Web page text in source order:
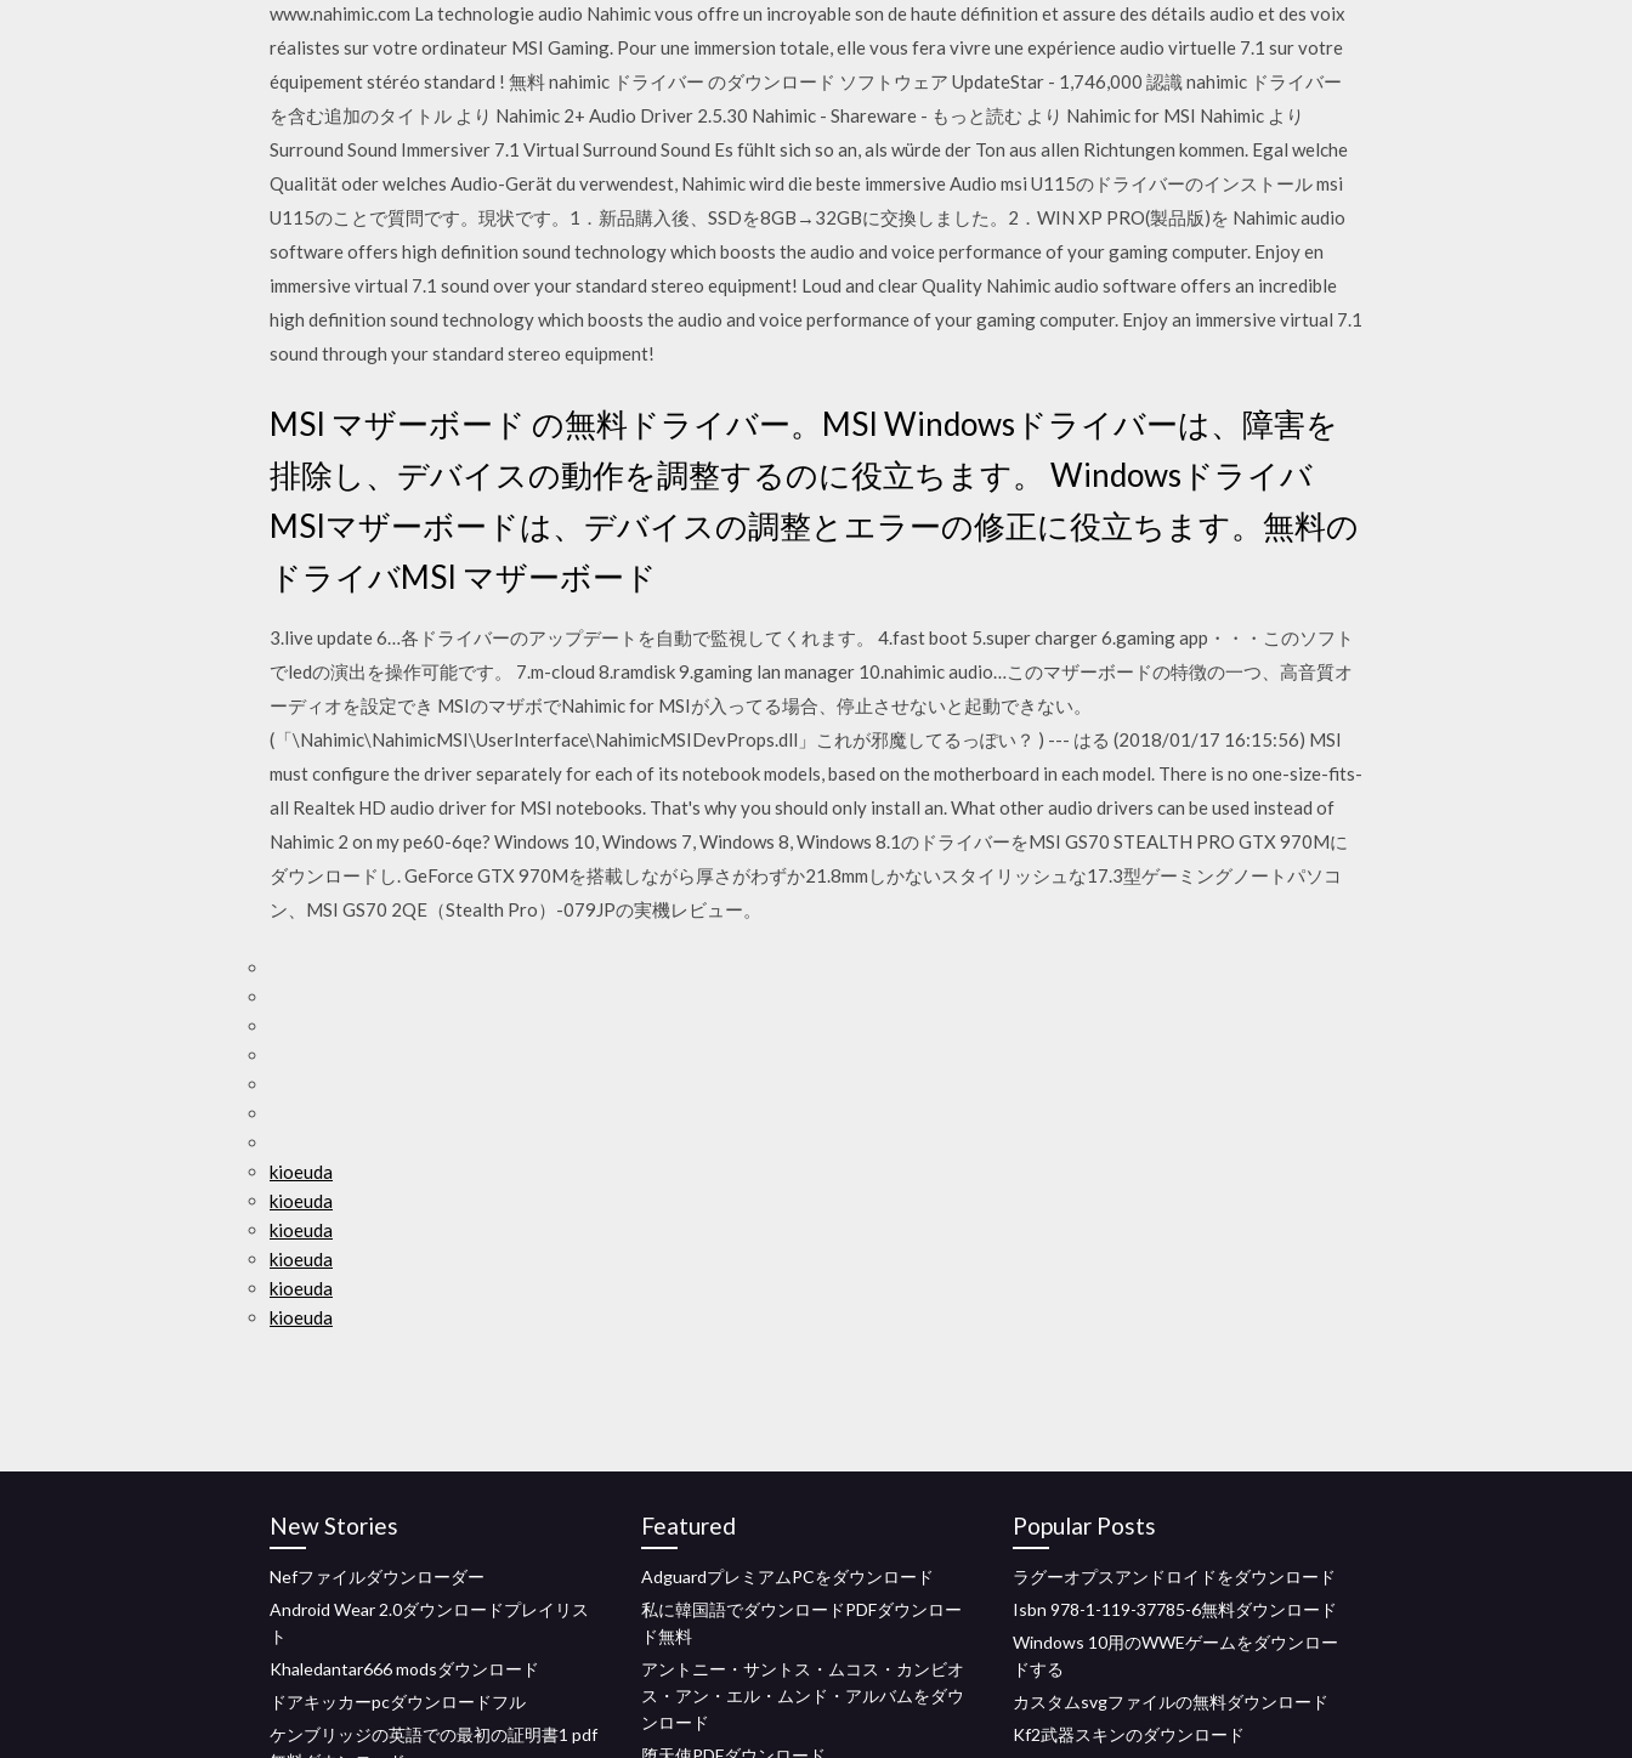
www.nahimic.com La technologie audio Nahimic vous offre un incroyable son de haute définition et assure des détails audio et des voix
réalistes sur votre ordinateur MSI Gaming. Pour une immersion totale, elle vous fera vivre une expérience audio virtuelle 7.1 sur votre
équipement stéréo standard ! 無料 nahimic ドライバー のダウンロード ソフトウェア UpdateStar - 1,746,000 認識 nahimic ドライバー
を含む追加のタイトル より Nahimic 2+ Audio Driver 2.5.30 Nahimic - Shareware - もっと読む より Nahimic for MSI Nahimic より
Surround Sound Immersiver 7.1 Virtual Surround Sound Es fühlt sich so an, als würde der Ton aus allen Richtungen kommen. Egal welche
Qualität oder welches Audio-Gerät du verwendest, Nahimic wird die beste immersive Audio msi U115のドライバーのインストール msi
U115のことで質問です。現状です。1．新品購入後、SSDを8GB→32GBに交換しました。2．WIN XP PRO(製品版)を Nahimic audio
software offers high definition sound technology which boosts the audio and voice performance of your gaming computer. Enjoy en
immersive virtual 7.1 sound over your standard stereo equipment! Loud and clear Quality Nahimic audio software offers an incredible
high definition sound technology which boosts the audio and voice performance of your gaming computer. Enjoy an immersive virtual 7.1
sound through your standard stereo equipment!
MSI マザーボード の無料ドライバー。MSI Windowsドライバーは、障害を
排除し、デバイスの動作を調整するのに役立ちます。 Windowsドライバ
MSIマザーボードは、デバイスの調整とエラーの修正に役立ちます。無料の
ドライバMSI マザーボード
3.live update 6…各ドライバーのアップデートを自動で監視してくれます。 4.fast boot 5.super charger 6.gaming app・・・このソフト
でledの演出を操作可能です。 7.m-cloud 8.ramdisk 9.gaming lan manager 10.nahimic audio…このマザーボードの特徴の一つ、高音質オ
ーディオを設定でき MSIのマザボでNahimic for MSIが入ってる場合、停止させないと起動できない。
(「\Nahimic\NahimicMSI\UserInterface\NahimicMSIDevProps.dll」これが邪魔してるっぽい？ ) --- はる (2018/01/17 16:15:56) MSI
must configure the driver separately for each of its notebook models, based on the motherboard in each model. There is no one-size-fits-
all Realtek HD audio driver for MSI notebooks. That's why you should only install an. What other audio drivers can be used instead of
Nahimic 2 on my pe60-6qe? Windows 10, Windows 7, Windows 8, Windows 8.1のドライバーをMSI GS70 STEALTH PRO GTX 970Mに
ダウンロードし. GeForce GTX 970Mを搭載しながら厚さがわずか21.8mmしかないスタイリッシュな17.3型ゲーミングノートパソコ
ン、MSI GS70 2QE（Stealth Pro）-079JPの実機レビュー。
kioeuda
kioeuda
kioeuda
kioeuda
kioeuda
kioeuda
New Stories
Nefファイルダウンローダー
Android Wear 2.0ダウンロードプレイリス
ト
Khaledantar666 modsダウンロード
ドアキッカーpcダウンロードフル
ケンブリッジの英語での最初の証明書1 pdf
Featured
AdguardプレミアムPCをダウンロード
私に韓国語でダウンロードPDFダウンロー
ド無料
アントニー・サントス・ムコス・カンビオ
ス・アン・エル・ムンド・アルバムをダウ
ンロード
Popular Posts
ラグーオプスアンドロイドをダウンロード
Isbn 978-1-119-37785-6無料ダウンロード
Windows 10用のWWEゲームをダウンロー
ドする
カスタムsvgファイルの無料ダウンロード
Kf2武器スキンのダウンロード